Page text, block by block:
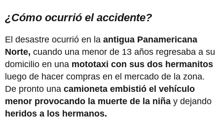
¿Cómo ocurrió el accidente?
El desastre ocurrió en la antigua Panamericana
Norte, cuando una menor de 13 años regresaba a su
domicilio en una mototaxi con sus dos hermanitos
luego de hacer compras en el mercado de la zona.
De pronto una camioneta embistió el vehículo
menor provocando la muerte de la niña y dejando
heridos a los hermanos.